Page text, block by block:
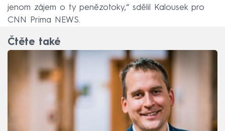
jenom zájem o ty penězotoky,“ sdělil Kalousek pro
CNN Prima NEWS.
Čtěte také